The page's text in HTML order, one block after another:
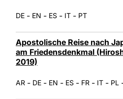
DE - EN - ES - IT - PT
Apostolische Reise nach
am Friedensdenkmal
2019)
AR - DE - EN - ES - FR - IT - PL